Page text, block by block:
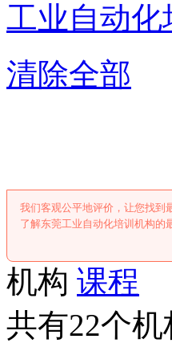
工业自动化
清除全部
我们客观公平地评价，让您找到
了解东莞工业自动化培训机构的
机构 课程
共有22个